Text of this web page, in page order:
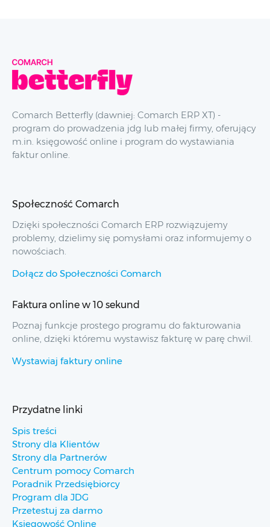
Comarch Betterfly (dawniej: Comarch ERP XT) -
program do prowadzenia jdg lub małej firmy, oferujący
m.in. księgowość online i program do wystawiania
faktur online.
Społeczność Comarch
Dzięki społeczności Comarch ERP rozwiązujemy
problemy, dzielimy się pomysłami oraz informujemy o
nowościach.
Dołącz do Społeczności Comarch
Faktura online w 10 sekund
Poznaj funkcje prostego programu do fakturowania
online, dzięki któremu wystawisz fakturę w parę chwil.
Wystawiaj faktury online
Przydatne linki
Spis treści
Strony dla Klientów
Strony dla Partnerów
Centrum pomocy Comarch
Poradnik Przedsiębiorcy
Program dla JDG
Przetestuj za darmo
Księgowość Online